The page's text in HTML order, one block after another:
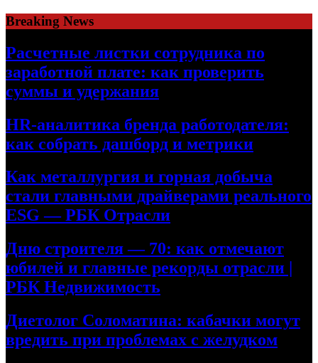
Skip
to
content
Breaking News
Расчетные листки сотрудника по
заработной плате: как проверить
суммы и удержания
HR-аналитика бренда работодателя:
как собрать дашборд и метрики
Как металлургия и горная добыча
стали главными драйверами реального
ESG — РБК Отрасли
Дню строителя — 70: как отмечают
юбилей и главные рекорды отрасли |
РБК Недвижимость
Диетолог Соломатина: кабачки могут
вредить при проблемах с желудком